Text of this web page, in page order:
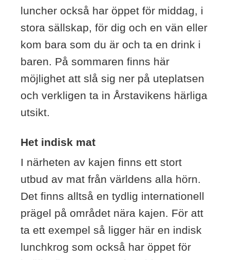
luncher också har öppet för middag, i
stora sällskap, för dig och en vän eller
kom bara som du är och ta en drink i
baren. På sommaren finns här
möjlighet att slå sig ner på uteplatsen
och verkligen ta in Årstavikens härliga
utsikt.
Het indisk mat
I närheten av kajen finns ett stort
utbud av mat från världens alla hörn.
Det finns alltså en tydlig internationell
prägel på området nära kajen. För att
ta ett exempel så ligger här en indisk
lunchkrog som också har öppet för